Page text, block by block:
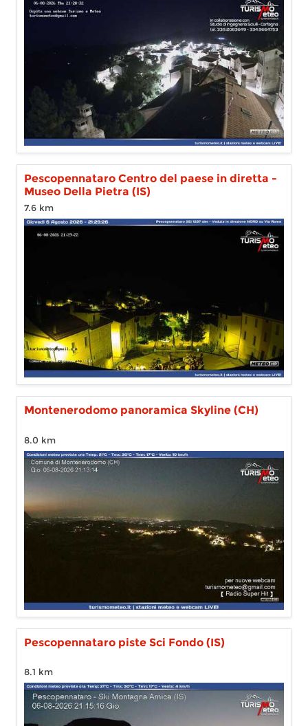
Pescopennataro Centro del paese in diretta -
Museo Della Pietra (IS)
7.6 km
Montenerodomo panoramica Skyline (CH)
8.0 km
Pescopennataro piste Sci Fondo (IS)
8.1 km